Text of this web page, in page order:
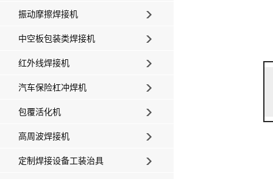
振动摩擦焊接机
中空板包装类焊接机
红外线焊接机
汽车保险杠冲焊机
包覆活化机
高周波焊接机
定制焊接设备工装治具